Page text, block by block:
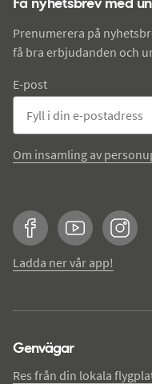
Prenumerera på
få bra erbjudanden och
E-post
Om insamling av
FacebookYouTube
Ladda ner vår app!
Genvägar
Res från din lokala